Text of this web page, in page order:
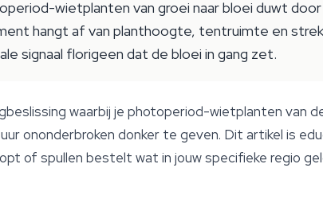
wietplanten van groei naar bloei duwt door
hangt af van planthoogte, tentruimte en
signaal florigeen dat de bloei in gang zet.
waarbij je photoperiod-wietplanten van
ononderbroken donker te geven. Dit artikel is
of spullen bestelt wat in jouw specifieke regio